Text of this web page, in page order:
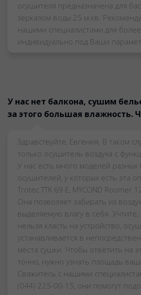
осушителя предназначена для
зеркалом воды 25 м.кв.
нашими специалистами для
индивидуально под Ваши
У нас нет балкона, сушим
за этого большая влажность.
Здравствуйте, Евгения. В таком
только осушитель воздуха с
У нас есть много моделей разных
осушителей, у которых есть эта
Trotec TTK 69 E, MYCOND Roomer
Она позволяет забирать из
выделяемую влагу в себя.
нельзя класть на устройство,
устанавливается в
места сушки. Чтобы ответить на
точно, нужно узнать площадь
Свяжитесь с нашими
(044) 225-00-15, они помогут